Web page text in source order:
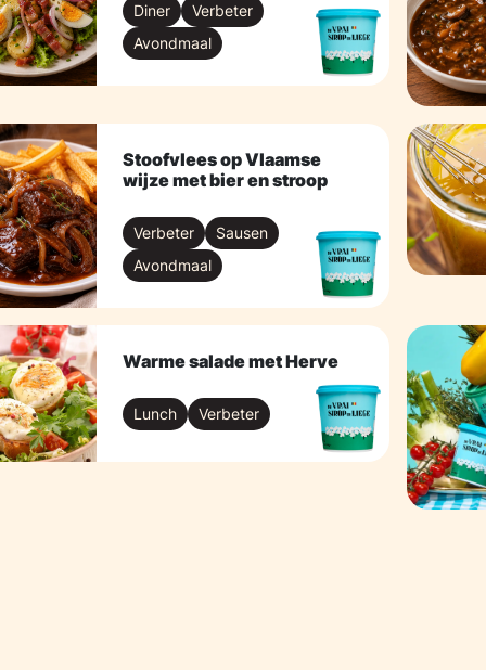
Diner
Verbeter
Avondmaal
Stoofvlees op Vlaamse
wijze met bier en stroop
Verbeter
Sausen
Avondmaal
Warme salade met Herve
Lunch Verbeter